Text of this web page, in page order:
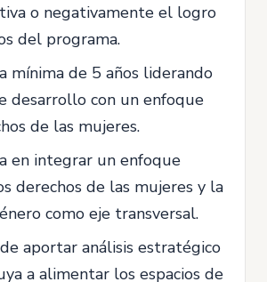
o negativamente el logro
del programa.
mínima de 5 años liderando
desarrollo con un enfoque
de las mujeres.
en integrar un enfoque
derechos de las mujeres y la
como eje transversal.
aportar análisis estratégico
a alimentar los espacios de